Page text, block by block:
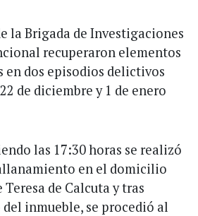
la Brigada de Investigaciones
recuperaron elementos
en dos episodios delictivos
de diciembre y 1 de enero
las 17:30 horas se realizó
en el domicilio
de Calcuta y tras
inmueble, se procedió al